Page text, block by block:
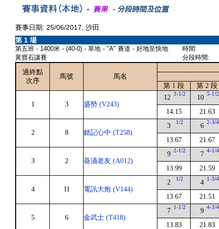
賽事日期: 25/06/2017, 沙田
第 1 場
第五班 - 1400米 - (40-0) - 草地 - "A" 賽道 - 好地至快地
黃寶石讓賽
時間:
分段時間:
過終點
次序
馬號
馬名
第 1 段
第 2 段
1 3 盛勢 (V243)
12 3-1/2
14.15
10 5-1/2
21.63
2 8 銘記心中 (T258)
3 1/2
13.67
6 2-3/4
21.67
3 2 葵涌老友 (A012)
9 2-1/2
13.99
7 4-1/4
21.59
4 11 電訊大炮 (V144)
2 1/2
13.67
4 1-3/4
21.51
5 6 金武士 (T418)
7 1-1/2
13.83
9 4-3/4
21.83